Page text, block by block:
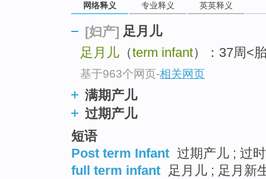
网络释义 专业释义 英英释义
[妇产] 足月儿
足月儿 （term infant）：37周<
基于963个网页-相关网页
满期产儿
过期产儿
短语
Post term Infant 过期产儿 ; 过
full term infant 足月儿 ; 足月新